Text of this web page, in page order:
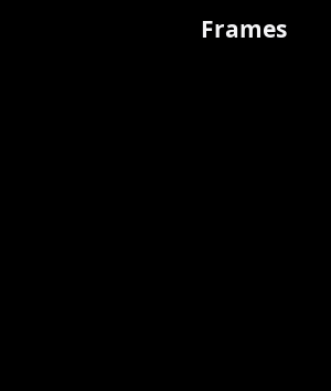
Frames